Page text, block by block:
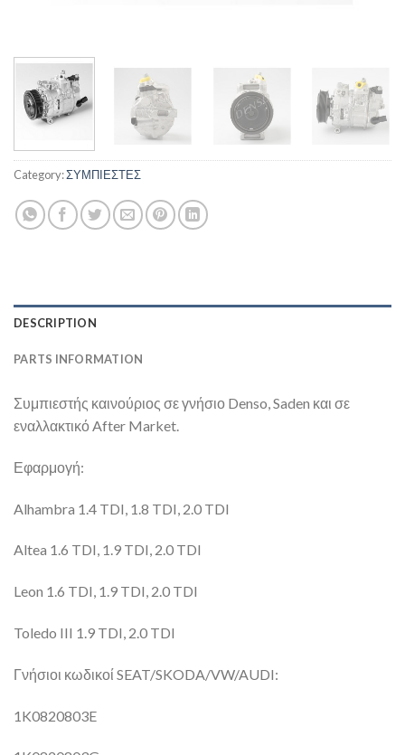
Category:ΣΥΜΠΙΕΣΤΕΣ
DESCRIPTION
PARTS INFORMATION
Συμπιεστής καινούριος σε γνήσιο Denso, Saden και σε
εναλλακτικό After Market.
Εφαρμογή:
Alhambra 1.4 TDI, 1.8 TDI, 2.0 TDI
Altea 1.6 TDI, 1.9 TDI, 2.0 TDI
Leon 1.6 TDI, 1.9 TDI, 2.0 TDI
Toledo III 1.9 TDI, 2.0 TDI
Γνήσιοι κωδικοί SEAT/SKODA/VW/AUDI:
1K0820803E